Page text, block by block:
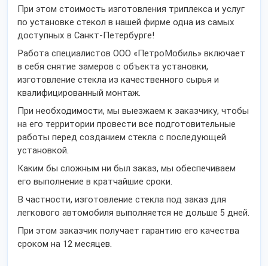
При этом стоимость изготовления триплекса и услуг
по установке стекол в нашей фирме одна из самых
доступных в Санкт-Петербурге!
Работа специалистов ООО «ПетроМобиль» включает
в себя снятие замеров с объекта установки,
изготовление стекла из качественного сырья и
квалифицированный монтаж.
При необходимости, мы выезжаем к заказчику, чтобы
на его территории провести все подготовительные
работы перед созданием стекла с последующей
установкой.
Каким бы сложным ни был заказ, мы обеспечиваем
его выполнение в кратчайшие сроки.
В частности, изготовление стекла под заказ для
легкового автомобиля выполняется не дольше 5 дней.
При этом заказчик получает гарантию его качества
сроком на 12 месяцев.